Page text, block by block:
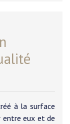
à la surface
entre eux et de